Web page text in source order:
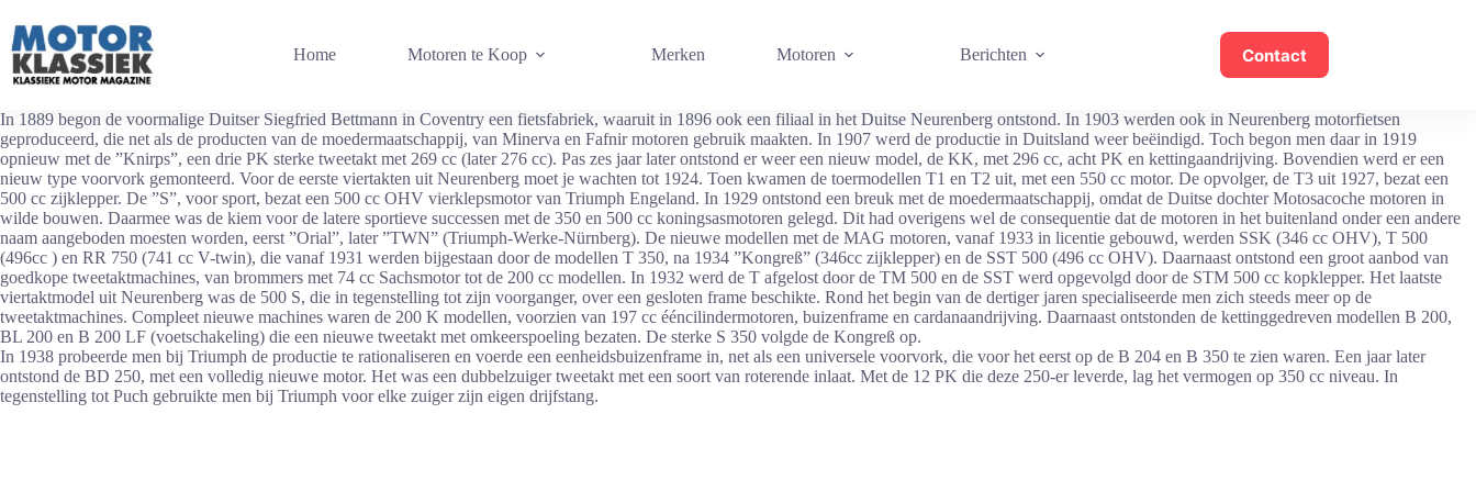
naar
de
inhoud
Home Motoren te Koop Merken Motoren Berichten Contact
In 1889 begon de voormalige Duitser Siegfried Bettmann in Coventry een fietsfabriek, waaruit in 1896 ook een filiaal in het Duitse Neurenberg ontstond. In 1903 werden ook in Neurenberg motorfietsen
geproduceerd, die net als de producten van de moedermaatschappij, van Minerva en Fafnir motoren gebruik maakten. In 1907 werd de productie in Duitsland weer beëindigd. Toch begon men daar in 1919
opnieuw met de ”Knirps”, een drie PK sterke tweetakt met 269 cc (later 276 cc). Pas zes jaar later ontstond er weer een nieuw model, de KK, met 296 cc, acht PK en kettingaandrijving. Bovendien werd er een
nieuw type voorvork gemonteerd. Voor de eerste viertakten uit Neurenberg moet je wachten tot 1924. Toen kwamen de toermodellen T1 en T2 uit, met een 550 cc motor. De opvolger, de T3 uit 1927, bezat een
500 cc zijklepper. De ”S”, voor sport, bezat een 500 cc OHV vierklepsmotor van Triumph Engeland. In 1929 ontstond een breuk met de moedermaatschappij, omdat de Duitse dochter Motosacoche motoren in
wilde bouwen. Daarmee was de kiem voor de latere sportieve successen met de 350 en 500 cc koningsasmotoren gelegd. Dit had overigens wel de consequentie dat de motoren in het buitenland onder een andere
naam aangeboden moesten worden, eerst ”Orial”, later ”TWN” (Triumph-Werke-Nürnberg). De nieuwe modellen met de MAG motoren, vanaf 1933 in licentie gebouwd, werden SSK (346 cc OHV), T 500
(496cc ) en RR 750 (741 cc V-twin), die vanaf 1931 werden bijgestaan door de modellen T 350, na 1934 ”Kongreß” (346cc zijklepper) en de SST 500 (496 cc OHV). Daarnaast ontstond een groot aanbod van
goedkope tweetaktmachines, van brommers met 74 cc Sachsmotor tot de 200 cc modellen. In 1932 werd de T afgelost door de TM 500 en de SST werd opgevolgd door de STM 500 cc kopklepper. Het laatste
viertaktmodel uit Neurenberg was de 500 S, die in tegenstelling tot zijn voorganger, over een gesloten frame beschikte. Rond het begin van de dertiger jaren specialiseerde men zich steeds meer op de
tweetaktmachines. Compleet nieuwe machines waren de 200 K modellen, voorzien van 197 cc ééncilindermotoren, buizenframe en cardanaandrijving. Daarnaast ontstonden de kettinggedreven modellen B 200,
BL 200 en B 200 LF (voetschakeling) die een nieuwe tweetakt met omkeerspoeling bezaten. De sterke S 350 volgde de Kongreß op.
In 1938 probeerde men bij Triumph de productie te rationaliseren en voerde een eenheidsbuizenframe in, net als een universele voorvork, die voor het eerst op de B 204 en B 350 te zien waren. Een jaar later
ontstond de BD 250, met een volledig nieuwe motor. Het was een dubbelzuiger tweetakt met een soort van roterende inlaat. Met de 12 PK die deze 250-er leverde, lag het vermogen op 350 cc niveau. In
tegenstelling tot Puch gebruikte men bij Triumph voor elke zuiger zijn eigen drijfstang.